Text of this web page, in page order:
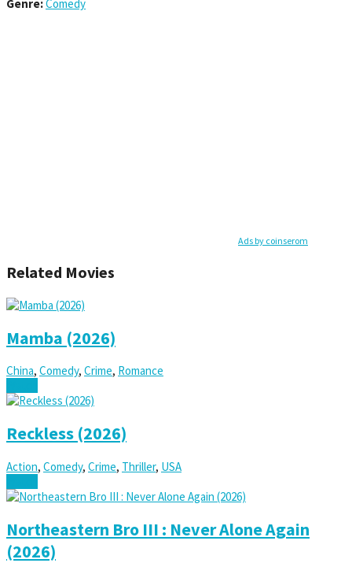
Genre:Comedy
Ads by coinserom
Related Movies
Mamba (2026)
China, Comedy, Crime, Romance
Reckless (2026)
Action, Comedy, Crime, Thriller, USA
Northeastern Bro III : Never Alone Again
(2026)